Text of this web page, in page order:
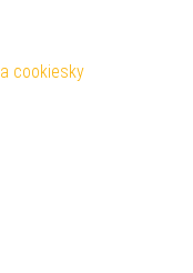
cookiesky